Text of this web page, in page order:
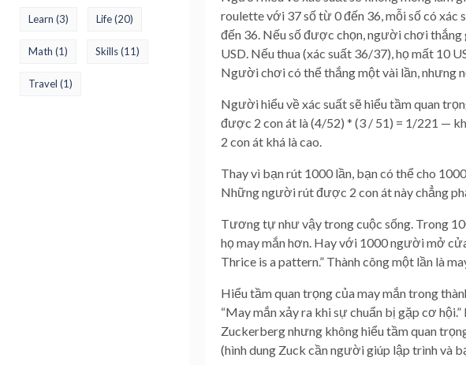
Learn (3) Life(20)
Math (1) Skills(11)
Travel (1)
roulette với 37 số từ 0 đến 36, mỗi số có
đến 36. Nếu số được chọn, người chơi
USD. Nếu thua (xác suất 36/37), họ mất 10
Người chơi có thể thắng một vài lần, nhưng
Người hiểu về xác suất sẽ hiểu tầm quan
được 2 con át là (4/52) * (3 / 51) = 1/221 —
2 con át khá là cao.
Thay vì bạn rút 1000 lần, bạn có thể cho
Những người rút được 2 con át này chẳng
Tương tự như vậy trong cuộc sống. Trong
họ may mắn hơn. Hay với 1000 người mở
Thrice is a pattern.” Thành công một lần là
Hiểu tầm quan trọng của may mắn trong
“May mắn xảy ra khi sự chuẩn bị gặp cơ
Zuckerberg nhưng không hiểu tầm quan
(hình dung Zuck cần người giúp lập trình và